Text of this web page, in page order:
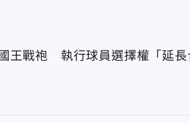
王戰袍 執行球員選擇權「延長